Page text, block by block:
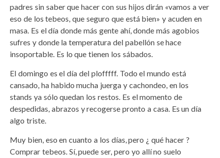
padres sin saber que hacer con sus hijos dirán «vamos a ver
eso de los tebeos, que seguro que está bien» y acuden en
masa. Es el día donde más gente ahí, donde más agobios
sufres y donde la temperatura del pabellón se hace
insoportable. Es lo que tienen los sábados.
El domingo es el día del plofffff. Todo el mundo está
cansado, ha habido mucha juerga y cachondeo, en los
stands ya sólo quedan los restos. Es el momento de
despedidas, abrazos y recogerse pronto a casa. Es un día
algo triste.
Muy bien, eso en cuanto a los días, pero ¿ qué hacer ?
Comprar tebeos. Sí, puede ser, pero yo allí no suelo